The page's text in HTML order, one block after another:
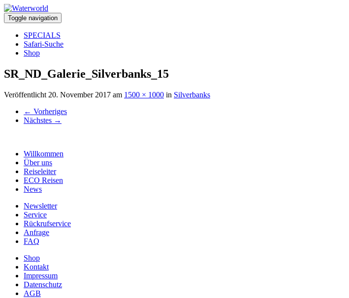
Toggle navigation
SPECIALS
Safari-Suche
Shop
SR_ND_Galerie_Silverbanks_15
Veröffentlicht 20. November 2017 am 1500 × 1000 in Silverbanks
← Vorheriges
Nächstes →
Willkommen
Über uns
Reiseleiter
ECO Reisen
News
Newsletter
Service
Rückrufservice
Anfrage
FAQ
Shop
Kontakt
Impressum
Datenschutz
AGB